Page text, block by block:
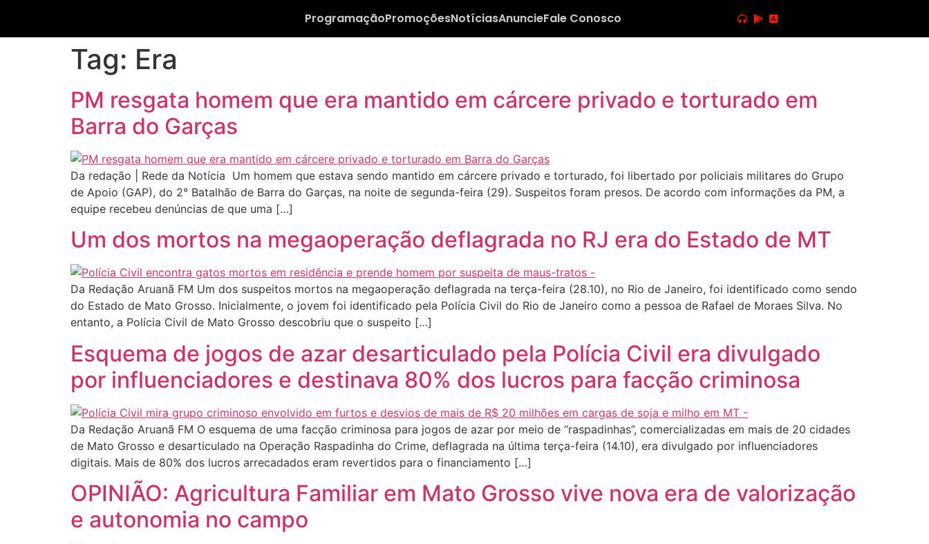
ProgramaçãoPromoçõesNotíciasAnuncieFale Conosco
Tag: Era
PM resgata homem que era mantido em cárcere privado e torturado em
Barra do Garças
Da redação | Rede da Notícia Um homem que estava sendo mantido em cárcere privado e torturado, foi libertado por policiais militares do Grupo
de Apoio (GAP), do 2° Batalhão de Barra do Garças, na noite de segunda-feira (29). Suspeitos foram presos. De acordo com informações da PM, a
equipe recebeu denúncias de que uma […]
Um dos mortos na megaoperação deflagrada no RJ era do Estado de MT
Da Redação Aruanã FM Um dos suspeitos mortos na megaoperação deflagrada na terça-feira (28.10), no Rio de Janeiro, foi identificado como sendo
do Estado de Mato Grosso. Inicialmente, o jovem foi identificado pela Polícia Civil do Rio de Janeiro como a pessoa de Rafael de Moraes Silva. No
entanto, a Polícia Civil de Mato Grosso descobriu que o suspeito […]
Esquema de jogos de azar desarticulado pela Polícia Civil era divulgado
por influenciadores e destinava 80% dos lucros para facção criminosa
Da Redação Aruanã FM O esquema de uma facção criminosa para jogos de azar por meio de “raspadinhas”, comercializadas em mais de 20 cidades
de Mato Grosso e desarticulado na Operação Raspadinha do Crime, deflagrada na última terça-feira (14.10), era divulgado por influenciadores
digitais. Mais de 80% dos lucros arrecadados eram revertidos para o financiamento […]
OPINIÃO: Agricultura Familiar em Mato Grosso vive nova era de valorização
e autonomia no campo